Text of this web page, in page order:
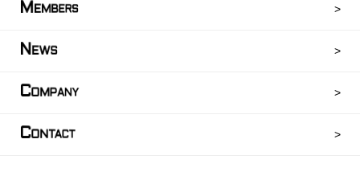
M EMBERS
N EWS
COMPANY
CONTACT